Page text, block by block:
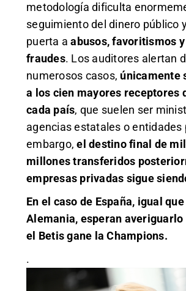
metodología dificulta
seguimiento del dinero público
puerta a abusos, favoritismos
fraudes. Los auditores alertan
numerosos casos, únicamente
a los cien mayores receptores
cada país, que suelen ser
agencias estatales o entidades
embargo, el destino final de
millones transferidos
empresas privadas sigue
En el caso de España, igual
Alemania, esperan averiguarlo
el Betis gane la Champions.
.